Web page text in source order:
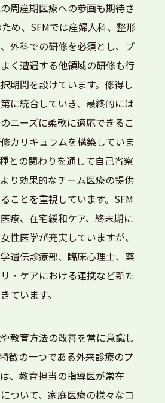
周産期医療への参画も期待さ
め、SFMでは産婦人科、整形
外科での研修を必須とし、プ
く遭遇する他領域の研修も行
期間を設けています。修得し
に統合していき、最終的には
ニーズに柔軟に適応できるこ
カリキュラムを構築していま
との関わりを通して自己省察
り効果的なチーム医療の提供
ことを重視しています。SFM
療、在宅緩和ケア、終末期に
性医学が充実していますが、
遺伝診療部、臨床心理士、薬
・ケアにおける連携など新た
ています。
教育方法の改善を常に意識し
徴の一つである外来診療のプ
、教育担当の指導医が常在
ついて、家庭医療の様々なコ